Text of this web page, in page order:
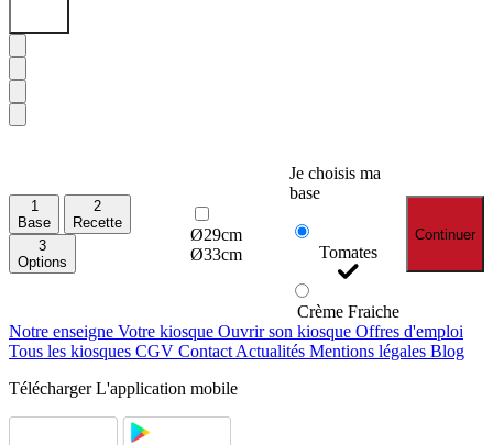
1
Base
2
Recette
3
Options
Ø29cm
Ø33cm
Je choisis ma
base
Tomates
Crème Fraiche
Continuer
Notre enseigne Votre kiosque Ouvrir son kiosque Offres d'emploi
Tous les kiosques CGV Contact Actualités Mentions légales Blog
Télécharger L'application mobile